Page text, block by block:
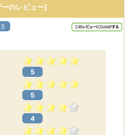
のレビュー]
5
5
4